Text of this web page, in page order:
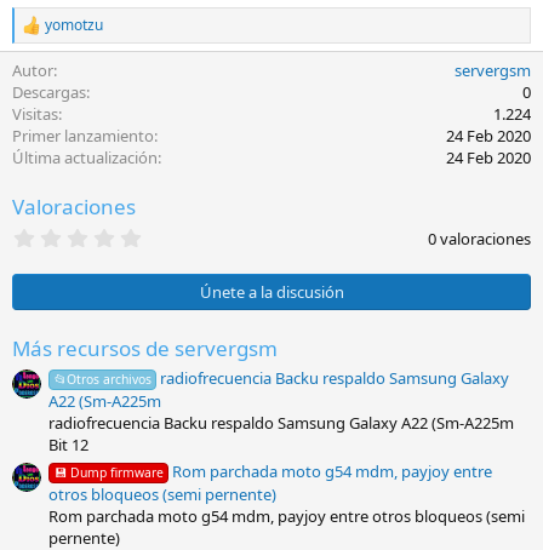
R
e
a
c
c
i
o
n
s
yomotzu
Autor
servergsm
Descargas
0
Visitas
1.224
Primer lanzamiento
24 Feb 2020
Última actualización
24 Feb 2020
Valoraciones
0
e
t
r
e
l
l
a
s
)
0 valoraciones
Únete a la discusión
Más recursos de servergsm
📂Otros archivos radiofrecuencia Backu respaldo Samsung Galaxy
A22 (Sm-A225m
radiofrecuencia Backu respaldo Samsung Galaxy A22 (Sm-A225m
Bit 12
💾 Dump firmware Rom parchada moto g54 mdm, payjoy entre
otros bloqueos (semi pernente)
Rom parchada moto g54 mdm, payjoy entre otros bloqueos (semi
pernente)